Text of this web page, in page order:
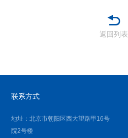
返回列表
联系方式
地址：北京市朝阳区西大望路甲16号
院2号楼